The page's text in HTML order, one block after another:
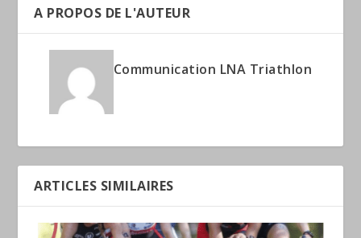
A PROPOS DE L'AUTEUR
Communication LNA Triathlon
ARTICLES SIMILAIRES